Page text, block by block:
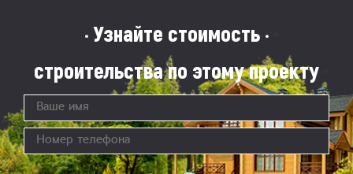
· Узнайте стоимость ·
строительства по этому проекту